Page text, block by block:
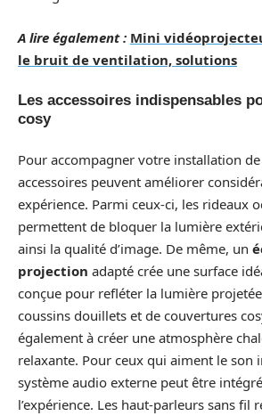
A lire également : Mini
le bruit de ventilation, solutions
Les accessoires indispensables
cosy
Pour accompagner votre installation
accessoires peuvent améliorer
expérience. Parmi ceux-ci, les rideaux
permettent de bloquer la lumière
ainsi la qualité d’image. De même, un
projection adapté crée une surface
conçue pour refléter la lumière
coussins douillets et de couvertures
également à créer une atmosphère
relaxante. Pour ceux qui aiment le son
système audio externe peut être
l’expérience. Les haut-parleurs sans fil